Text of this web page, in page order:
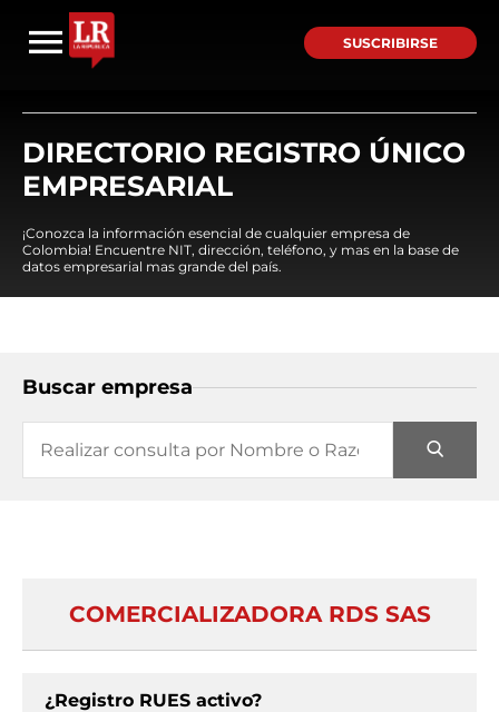
SUSCRIBIRSE
DIRECTORIO REGISTRO ÚNICO
EMPRESARIAL
¡Conozca la información esencial de cualquier empresa de
Colombia! Encuentre NIT, dirección, teléfono, y mas en la base de
datos empresarial mas grande del país.
Buscar empresa
COMERCIALIZADORA RDS SAS
¿Registro RUES activo?